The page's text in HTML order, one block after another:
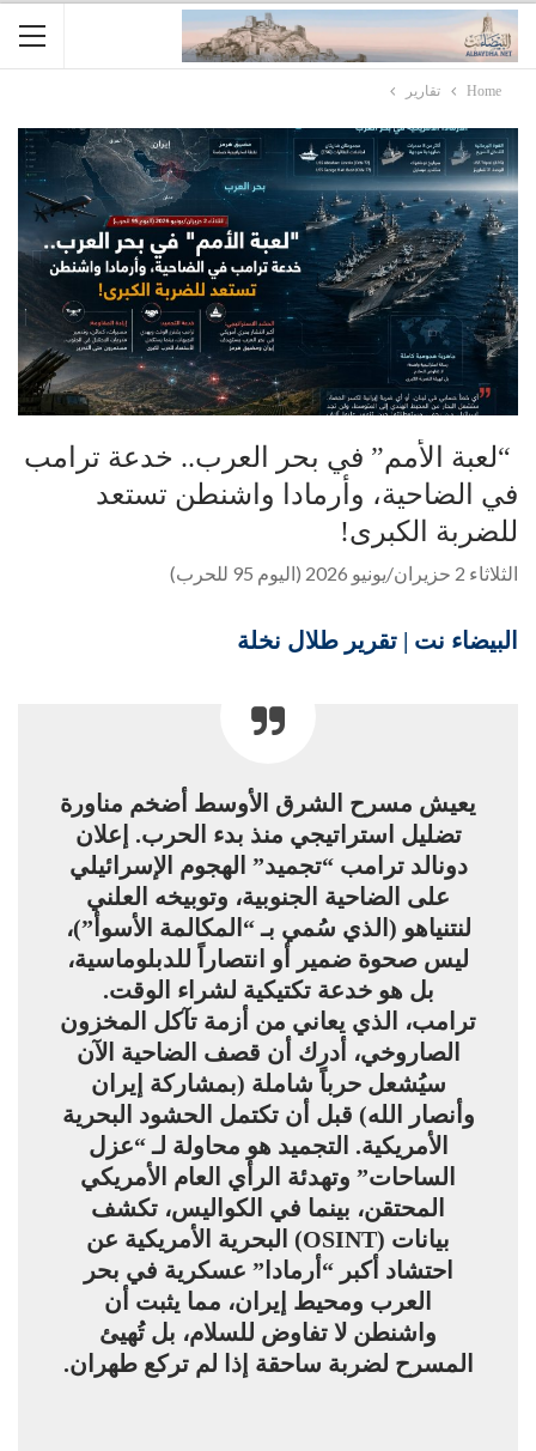
Home تقارير
“لعبة الأمم” في بحر العرب.. خدعة ترامب
في الضاحية، وأرمادا واشنطن تستعد
للضربة الكبرى!
الثلاثاء 2 حزيران/يونيو 2026 (اليوم 95 للحرب)
البيضاء نت | تقرير طلال نخلة
يعيش مسرح الشرق الأوسط أضخم مناورة
تضليل استراتيجي منذ بدء الحرب. إعلان
دونالد ترامب “تجميد” الهجوم الإسرائيلي
على الضاحية الجنوبية، وتوبيخه العلني
لنتنياهو (الذي سُمي بـ “المكالمة الأسوأ”)،
ليس صحوة ضمير أو انتصاراً للدبلوماسية،
بل هو خدعة تكتيكية لشراء الوقت.
ترامب، الذي يعاني من أزمة تآكل المخزون
الصاروخي، أدرك أن قصف الضاحية الآن
سيُشعل حرباً شاملة (بمشاركة إيران
وأنصار الله) قبل أن تكتمل الحشود البحرية
الأمريكية. التجميد هو محاولة لـ “عزل
الساحات” وتهدئة الرأي العام الأمريكي
المحتقن، بينما في الكواليس، تكشف
بيانات (OSINT) البحرية الأمريكية عن
احتشاد أكبر “أرمادا” عسكرية في بحر
العرب ومحيط إيران، مما يثبت أن
واشنطن لا تفاوض للسلام، بل تُهيئ
المسرح لضربة ساحقة إذا لم تركع طهران.